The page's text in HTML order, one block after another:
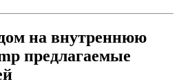
на внутреннюю
предлагаемые